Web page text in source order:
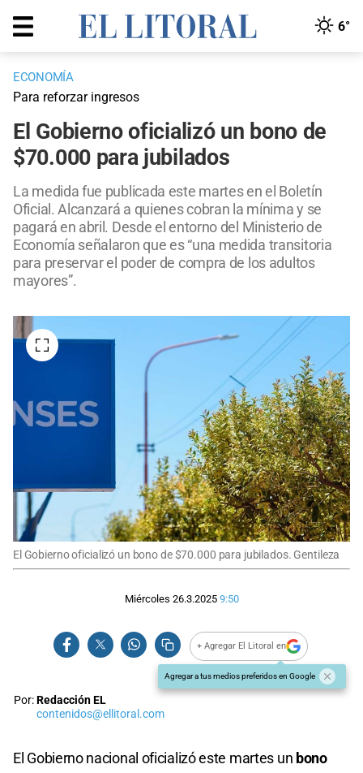
6°
ECONOMÍA
Para reforzar ingresos
El Gobierno oficializó un bono de
$70.000 para jubilados
La medida fue publicada este martes en el Boletín
Oficial. Alcanzará a quienes cobran la mínima y se
pagará en abril. Desde el entorno del Ministerio de
Economía señalaron que es “una medida transitoria
para preservar el poder de compra de los adultos
mayores”.
El Gobierno oficializó un bono de $70.000 para jubilados. Gentileza
Miércoles 26.3.2025 9:50
+ Agregar El Litoral en
Agregar a tus medios preferidos en Google
Por:Redacción EL
contenidos@ellitoral.com
El Gobierno nacional oficializó este martes un bono